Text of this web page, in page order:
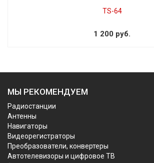
TS-64
1 200 руб.
МЫ РЕКОМЕНДУЕМ
Радиостанции
Антенны
Навигаторы
Видеорегистраторы
Преобразователи, конвертеры
Автотелевизоры и цифровое ТВ